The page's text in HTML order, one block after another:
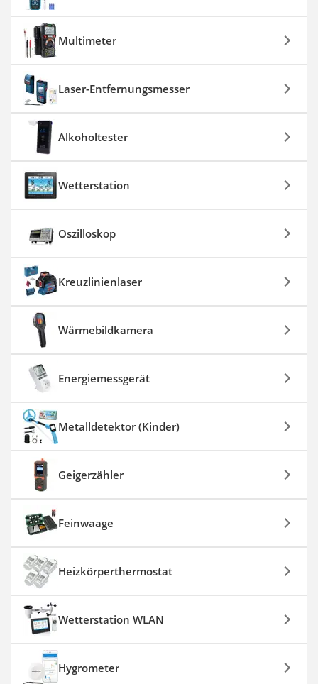
Multimeter
Laser-Entfernungsmesser
Alkoholtester
Wetterstation
Oszilloskop
Kreuzlinienlaser
Wärmebildkamera
Energiemessgerät
Metalldetektor (Kinder)
Geigerzähler
Feinwaage
Heizkörperthermostat
Wetterstation WLAN
Hygrometer